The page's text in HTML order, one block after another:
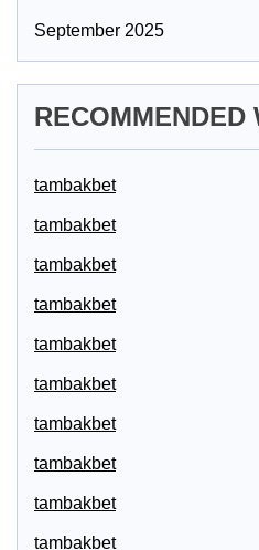
September 2025
RECOMMENDED
tambakbet
tambakbet
tambakbet
tambakbet
tambakbet
tambakbet
tambakbet
tambakbet
tambakbet
tambakbet